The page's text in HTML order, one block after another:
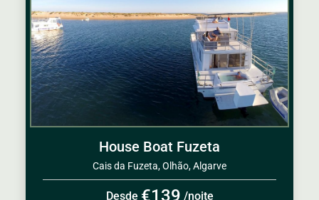
House Boat Fuzeta
Cais da Fuzeta, Olhão, Algarve
Desde €139 /noite